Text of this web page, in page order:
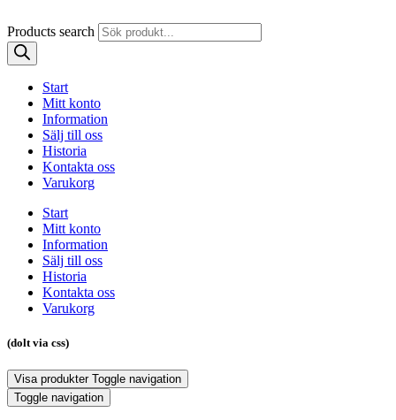
Products search
Start
Mitt konto
Information
Sälj till oss
Historia
Kontakta oss
Varukorg
Start
Mitt konto
Information
Sälj till oss
Historia
Kontakta oss
Varukorg
(dolt via css)
Visa produkter Toggle navigation
Toggle navigation